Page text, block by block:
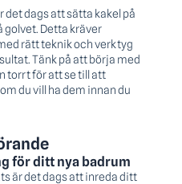
det dags att sätta kakel på
golvet. Detta kräver
rätt teknik och verktyg
Tänk på att börja med
torrt för att se till att
du vill ha dem innan du
för ditt nya badrum
är det dags att inreda ditt